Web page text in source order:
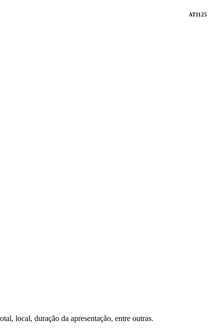
AT1125
local, duração da apresentação, entre outras.